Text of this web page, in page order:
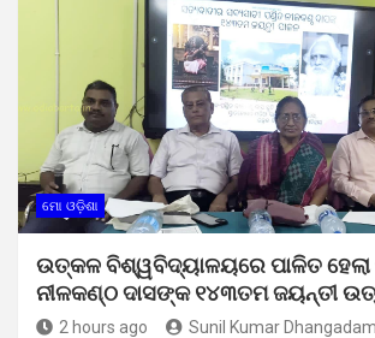
ମୋ ଓଡ଼ିଶା
ଉତ୍କଳ ବିଶ୍ୱବିଦ୍ୟାଳୟରେ ପାଳିତ
ନୀଳକଣ୍ଠ ଦାସଙ୍କ ୧୪୩ତମ ଜୟନ୍ତୀ
2 hours ago Sunil Kumar